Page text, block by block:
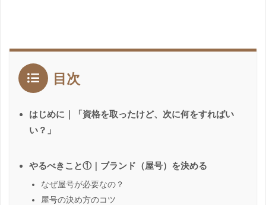
目次
はじめに｜「資格を取ったけど、次に何をすればい
い？」
やるべきこと①｜ブランド（屋号）を決める
なぜ屋号が必要なの？
屋号の決め方のコツ